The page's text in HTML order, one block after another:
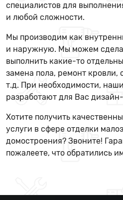
специалистов для
и любой сложности.
Мы производим как
и наружную. Мы можем
выполнить какие-то
замена пола, ремонт кровли,
т.д. При необходимости,
разработают для Вас
Хотите получить
услуги в сфере отделки
домостроения? Звоните!
пожалеете, что обратились